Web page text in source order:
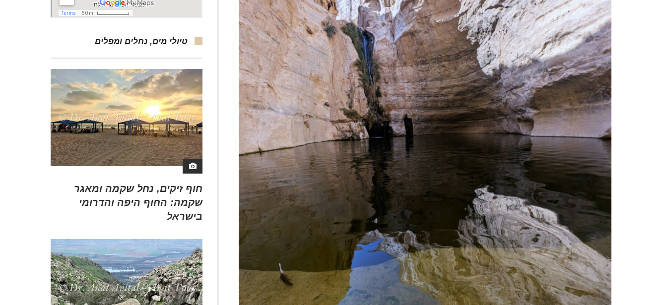
טיולי מים, נחלים ומפלים
חוף זיקים, נחל שקמה ומאגר
שקמה: החוף היפה והדרומי
בישראל